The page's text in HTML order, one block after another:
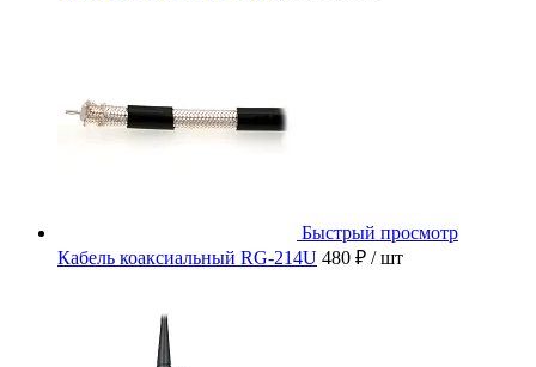
Быстрый просмотр
Кабель коаксиальный RG-214U 480 ₽ / шт